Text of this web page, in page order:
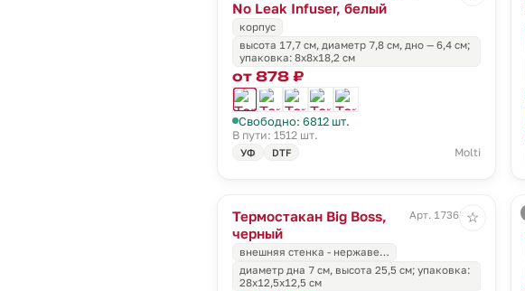
No Leak Infuser, белый
корпус
высота 17,7 см, диаметр 7,8 см, дно — 6,4 см;
упаковка: 8x8x18,2 см
от 878 ₽
Свободно: 6812 шт.
В пути: 1512 шт.
УФ DTF Molti
Термостакан Big Boss,
черный
Арт. 17368.30
внешняя стенка - нержаве…
диаметр дна 7 см, высота 25,5 см; упаковка:
28х12,5х12,5 см
☆